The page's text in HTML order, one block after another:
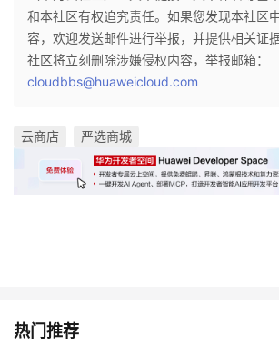
和本社区有权追究责任。如果您发现本社区
容，欢迎发送邮件进行举报，并提供相关证
社区将立刻删除涉嫌侵权内容，举报邮箱：
cloudbbs@huaweicloud.com
云商店 严选商城
热门推荐